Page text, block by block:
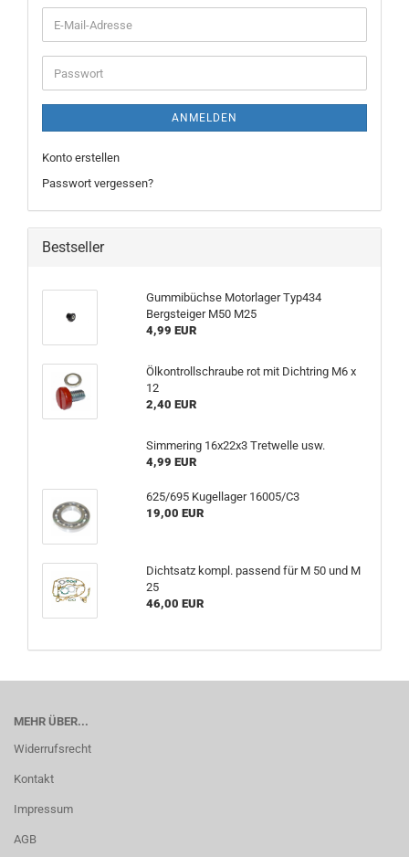
E-
Mail-
Adresse
Passwort
ANMELDEN
Konto erstellen
Passwort vergessen?
Bestseller
Gummibüchse Motorlager Typ434
Bergsteiger M50 M25
4,99 EUR
Ölkontrollschraube rot mit Dichtring M6 x
12
2,40 EUR
Simmering 16x22x3 Tretwelle usw.
4,99 EUR
625/695 Kugellager 16005/C3
19,00 EUR
Dichtsatz kompl. passend für M 50 und M
25
46,00 EUR
MEHR ÜBER...
Widerrufsrecht
Kontakt
Impressum
AGB